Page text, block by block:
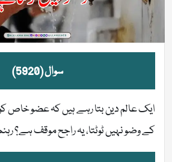
سوال (5920)
ایک عالم دین بتا رہے ہیں کہ عضو خاص
کے وضو نہیں ٹوٹتا، یہ راجح موقف ہے؟